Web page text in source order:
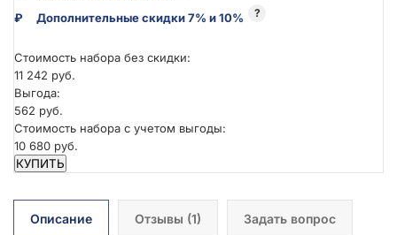
₽ Дополнительные скидки 7% и 10% ?
Стоимость набора без скидки:
11 242 руб.
Выгода:
562 руб.
Стоимость набора с учетом выгоды:
10 680 руб.
КУПИТЬ
Описание Отзывы (1) Задать вопрос